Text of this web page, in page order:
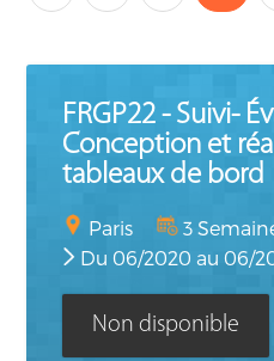
FRGP22 - Suivi-
Conception et
tableaux de bord
Paris
3
Du 06/2020 au 06/
Non disponible